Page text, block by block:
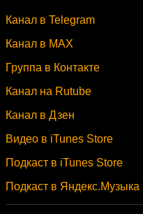
Канал в Telegram
Канал в MAX
Группа в Контакте
Канал на Rutube
Канал в Дзен
Видео в iTunes Store
Подкаст в iTunes Store
Подкаст в Яндекс.Музыка